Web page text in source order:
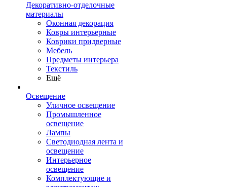
Декоративно-отделочные
материалы
Оконная декорация
Ковры интерьерные
Коврики придверные
Мебель
Предметы интерьера
Текстиль
Ещё
Освещение
Уличное освещение
Промышленное
освещение
Лампы
Светодиодная лента и
освещение
Интерьерное
освещение
Комплектующие и